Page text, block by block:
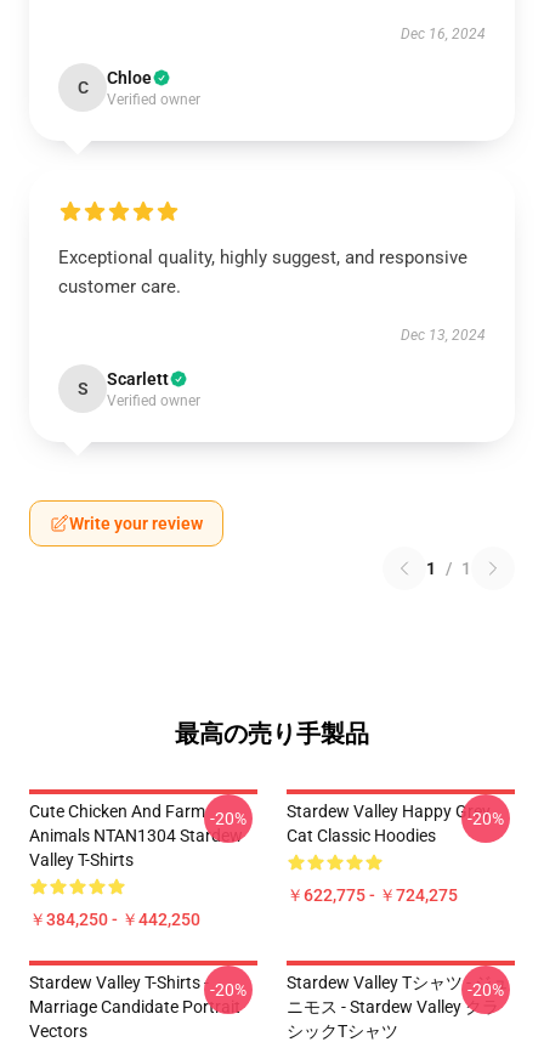
Dec 16, 2024
C Chloe
Verified owner
Exceptional quality, highly suggest, and responsive
customer care.
Dec 13, 2024
S Scarlett
Verified owner
Write your review
1 / 1
最高の売り手製品
Cute Chicken And Farm
Animals NTAN1304 Stardew
Valley T-Shirts
￥384,250 - ￥442,250
-20%
Stardew Valley Happy Grey
Cat Classic Hoodies
￥622,775 - ￥724,275
-20%
Stardew Valley T-Shirts -
Marriage Candidate Portrait
Vectors
-20%
Stardew Valley Tシャツ - ジュ
ニモス - Stardew Valley クラ
シックTシャツ
-20%